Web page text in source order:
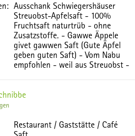
Ausschank Schwiegershäuser
Streuobst-Apfelsaft - 100%
Fruchtsaft naturtrüb - ohne
Zusatzstoffe. - Gawwe Äppele
givet gawwen Saft (Gute Äpfel
geben guten Saft) - Vom Nabu
empfohlen - weil aus Streuobst -
Restaurant / Gaststätte / Café